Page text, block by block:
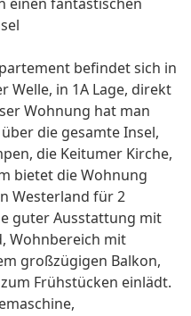
befindet sich in
Welle, in 1A Lage, direkt
Wohnung hat man
die gesamte Insel,
die Keitumer Kirche,
bietet die Wohnung
Westerland für 2
guter Ausstattung mit
Wohnbereich mit
großzügigen Balkon,
Frühstücken einlädt.